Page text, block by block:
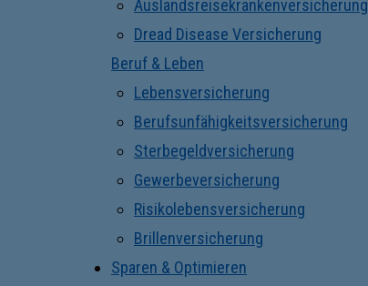
Auslandsreisekrankenversicherung
Dread Disease Versicherung
Beruf & Leben
Lebensversicherung
Berufsunfähigkeitsversicherung
Sterbegeldversicherung
Gewerbeversicherung
Risikolebensversicherung
Brillenversicherung
Sparen & Optimieren